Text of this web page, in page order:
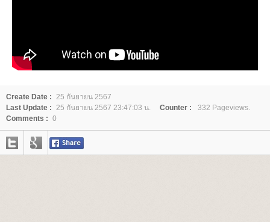
Create Date : 25 กันยายน 2567
Last Update : 25 กันยายน 2567 23:47:03 น. Counter :
332 Pageviews.
Comments : 0